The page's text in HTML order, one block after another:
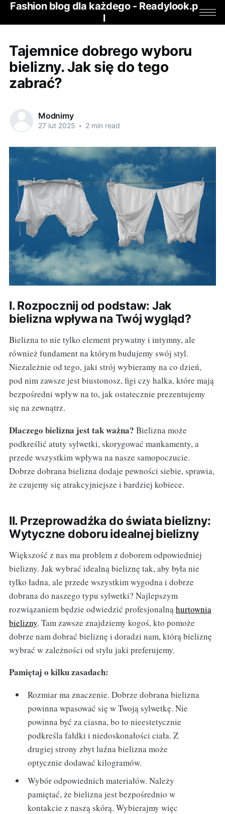
Fashion blog dla każdego - Readylook.p
l
Tajemnice dobrego wyboru
bielizny. Jak się do tego
zabrać?
Modnimy
27 lut 2025 • 2 min read
I. Rozpocznij od podstaw: Jak
bielizna wpływa na Twój wygląd?
Bielizna to nie tylko element prywatny i intymny, ale
również fundament na którym budujemy swój styl.
Niezależnie od tego, jaki strój wybieramy na co dzień,
pod nim zawsze jest biustonosz, figi czy halka, które mają
bezpośredni wpływ na to, jak ostatecznie prezentujemy
się na zewnątrz.
Dlaczego bielizna jest tak ważna? Bielizna może
podkreślić atuty sylwetki, skorygować mankamenty, a
przede wszystkim wpływa na nasze samopoczucie.
Dobrze dobrana bielizna dodaje pewności siebie, sprawia,
że czujemy się atrakcyjniejsze i bardziej kobiece.
II. Przeprowadźka do świata bielizny:
Wytyczne doboru idealnej bielizny
Większość z nas ma problem z doborem odpowiedniej
bielizny. Jak wybrać idealną bieliznę tak, aby była nie
tylko ładna, ale przede wszystkim wygodna i dobrze
dobrana do naszego typu sylwetki? Najlepszym
rozwiązaniem będzie odwiedzić profesjonalną hurtownia
bielizny. Tam zawsze znajdziemy kogoś, kto pomoże
dobrze nam dobrać bieliznę i doradzi nam, którą bieliznę
wybrać w zależności od stylu jaki preferujemy.
Pamiętaj o kilku zasadach:
Rozmiar ma znaczenie. Dobrze dobrana bielizna
powinna wpasować się w Twoją sylwetkę. Nie
powinna być za ciasna, bo to nieestetycznie
podkreśla fałdki i niedoskonałości ciała. Z
drugiej strony zbyt luźna bielizna może
optycznie dodawać kilogramów.
Wybór odpowiednich materiałów. Należy
pamiętać, że bielizna jest bezpośrednio w
kontakcie z naszą skórą. Wybierajmy więc